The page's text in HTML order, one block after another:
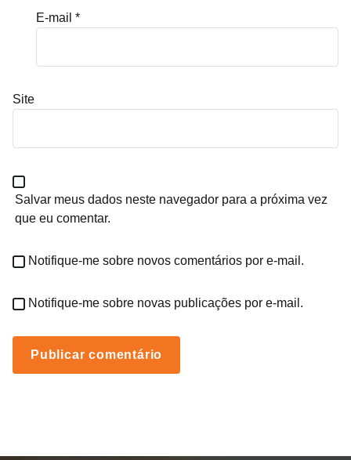
E-mail *
Site
Salvar meus dados neste navegador para a próxima vez
que eu comentar.
Notifique-me sobre novos comentários por e-mail.
Notifique-me sobre novas publicações por e-mail.